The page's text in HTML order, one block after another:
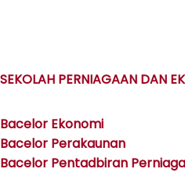
SEKOLAH PERNIAGAAN DAN
Bacelor Ekonomi
Bacelor Perakaunan
Bacelor Pentadbiran